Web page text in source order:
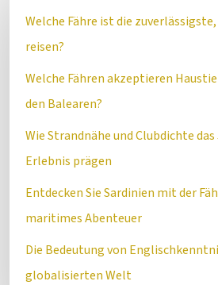
Welche Fähre ist die
reisen?
Welche Fähren akzeptieren
den Balearen?
Wie Strandnähe und Clubdichte
Erlebnis prägen
Entdecken Sie Sardinien mit der
maritimes Abenteuer
Die Bedeutung von
globalisierten Welt